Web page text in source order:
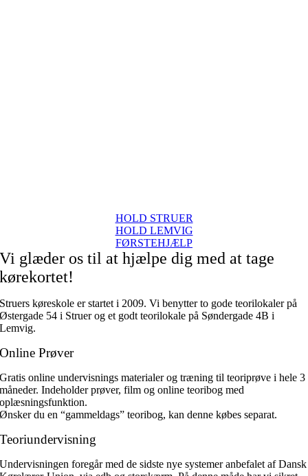
HOLD STRUER
HOLD LEMVIG
FØRSTEHJÆLP
Vi glæder os til at hjælpe dig med at tage
kørekortet!
Struers køreskole er startet i 2009. Vi benytter to gode teorilokaler på
Østergade 54 i Struer og et godt teorilokale på Søndergade 4B i
Lemvig.
Online Prøver
Gratis online undervisnings materialer og træning til teoriprøve i hele 3
måneder. Indeholder prøver, film og online teoribog med
oplæsningsfunktion.
Ønsker du en “gammeldags” teoribog, kan denne købes separat.
Teoriundervisning
Undervisningen foregår med de sidste nye systemer anbefalet af Dansk